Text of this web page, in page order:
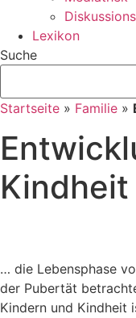
Lexikon
Suche
Startseite » Familie »
Kindheit
… die Lebensphase
der Pubertät
Kindern und Kindheit